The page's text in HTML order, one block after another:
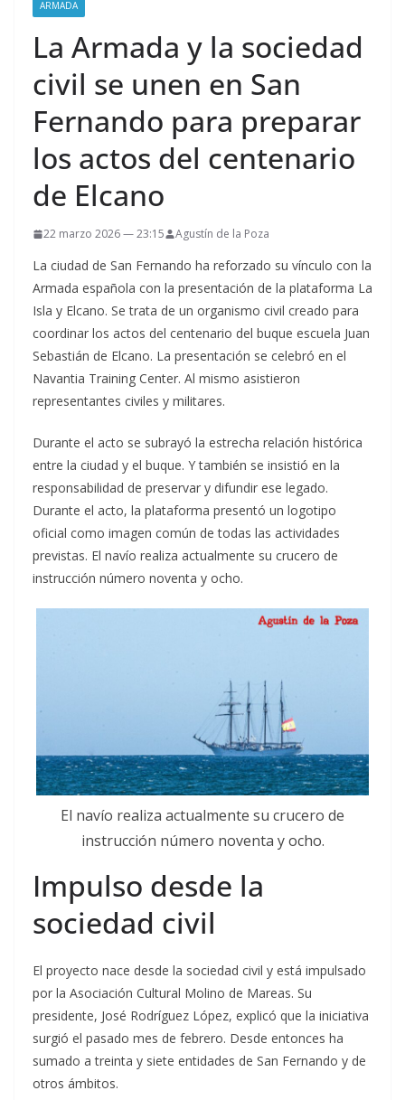
ARMADA
La Armada y la sociedad
civil se unen en San
Fernando para preparar
los actos del centenario
de Elcano
22 marzo 2026 — 23:15 Agustín de la Poza
La ciudad de San Fernando ha reforzado su vínculo con la
Armada española con la presentación de la plataforma La
Isla y Elcano. Se trata de un organismo civil creado para
coordinar los actos del centenario del buque escuela Juan
Sebastián de Elcano. La presentación se celebró en el
Navantia Training Center. Al mismo asistieron
representantes civiles y militares.
Durante el acto se subrayó la estrecha relación histórica
entre la ciudad y el buque. Y también se insistió en la
responsabilidad de preservar y difundir ese legado.
Durante el acto, la plataforma presentó un logotipo
oficial como imagen común de todas las actividades
previstas. El navío realiza actualmente su crucero de
instrucción número noventa y ocho.
El navío realiza actualmente su crucero de
instrucción número noventa y ocho.
Impulso desde la
sociedad civil
El proyecto nace desde la sociedad civil y está impulsado
por la Asociación Cultural Molino de Mareas. Su
presidente, José Rodríguez López, explicó que la iniciativa
surgió el pasado mes de febrero. Desde entonces ha
sumado a treinta y siete entidades de San Fernando y de
otros ámbitos.